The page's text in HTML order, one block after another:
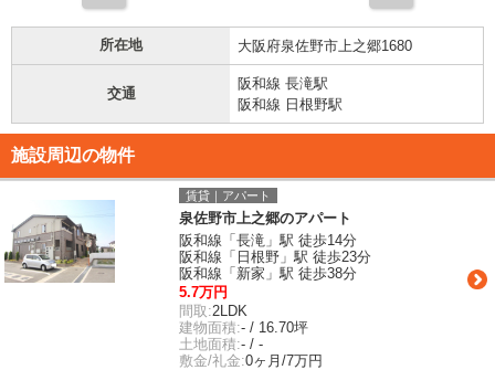
所在地 大阪府泉佐野市上之郷1680
交通
阪和線 長滝駅
阪和線 日根野駅
施設周辺の物件
賃貸｜アパート
泉佐野市上之郷のアパート
阪和線「長滝」駅 徒歩14分
阪和線「日根野」駅 徒歩23分
阪和線「新家」駅 徒歩38分
5.7万円
間取:2LDK
建物面積:- / 16.70坪
土地面積:- / -
敷金/礼金:0ヶ月/7万円